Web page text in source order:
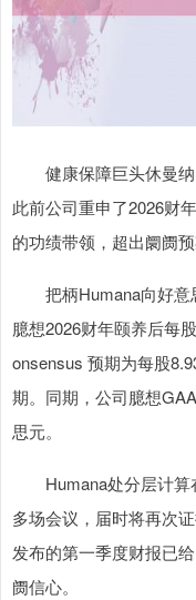
健康保障巨头休曼纳
此前公司重申了2026财
的功绩带领，超出阛阓预
把柄Humana向好意
臆想2026财年颐养后每
onsensus 预期为每股
期。同期，公司臆想
思元。
Humana处分层计算
多场会议，届时将再次
发布的第一季度财报已
阓信心。